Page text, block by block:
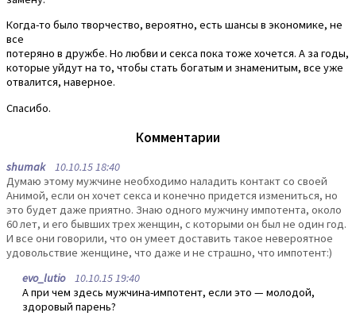
Когда-то было творчество, вероятно, есть шансы в экономике, не
все
потеряно в дружбе. Но любви и секса пока тоже хочется. А за годы,
которые уйдут на то, чтобы стать богатым и знаменитым, все уже
отвалится, наверное.
Спасибо.
Комментарии
shumak10.10.15 18:40
Думаю этому мужчине необходимо наладить контакт со своей
Анимой, если он хочет секса и конечно придется измениться, но
это будет даже приятно. Знаю одного мужчину импотента, около
60 лет, и его бывших трех женщин, с которыми он был не один год.
И все они говорили, что он умеет доставить такое невероятное
удовольствие женщине, что даже и не страшно, что импотент:)
evo_lutio10.10.15 19:40
А при чем здесь мужчина-импотент, если это — молодой,
здоровый парень?